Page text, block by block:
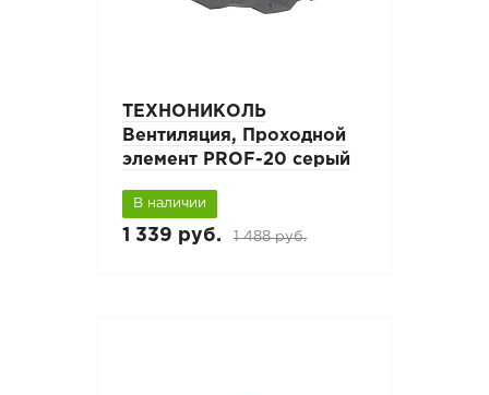
ТЕХНОНИКОЛЬ
Вентиляция, Проходной
элемент PROF-20 серый
В наличии
1 339 руб. 1 488 руб.